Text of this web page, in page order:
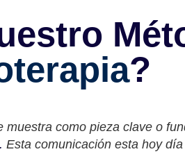
?
muestra como pieza clave o
Esta comunicación esta hoy